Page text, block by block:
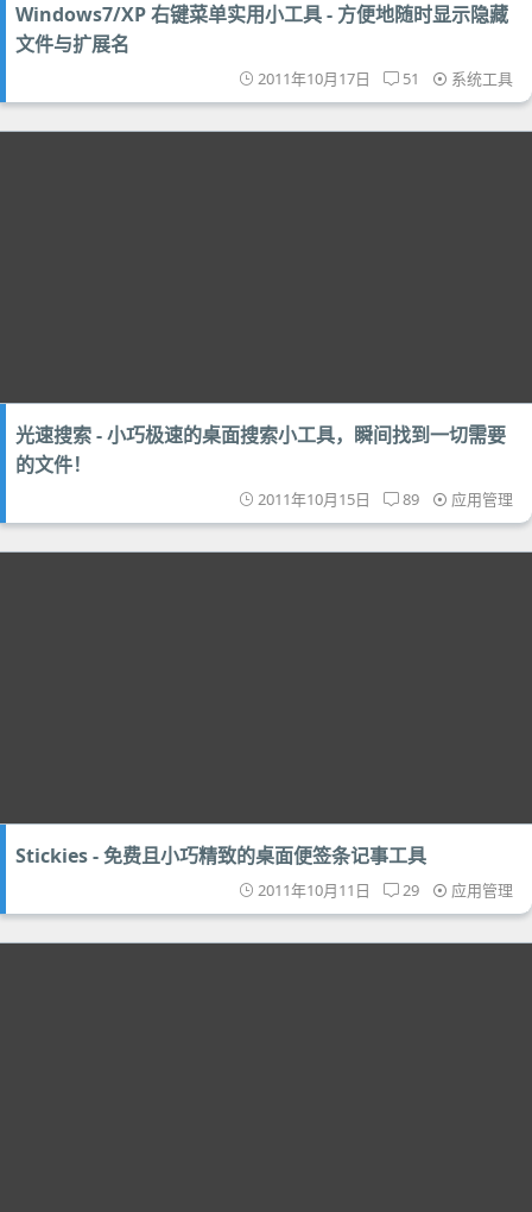
Windows7/XP 右键菜单实用小工具 - 方便地随时显示隐藏
文件与扩展名
2011年10月17日 51 系统工具
光速搜索 - 小巧极速的桌面搜索小工具，瞬间找到一切需要
的文件！
2011年10月15日 89 应用管理
Stickies - 免费且小巧精致的桌面便签条记事工具
2011年10月11日 29 应用管理